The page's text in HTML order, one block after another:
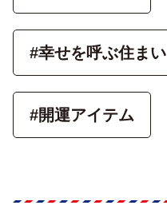
#幸せを呼ぶ住まい
#開運アイテム